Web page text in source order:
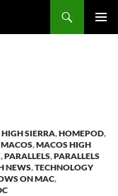
HIGH SIERRA,HOMEPOD,
MACOS,MACOS HIGH
,PARALLELS,PARALLELS
NEWS,TECHNOLOGY
ON MAC,